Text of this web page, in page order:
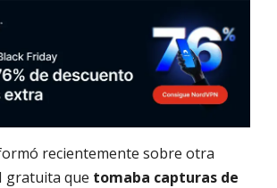
recientemente sobre otra
gratuita que tomaba capturas de